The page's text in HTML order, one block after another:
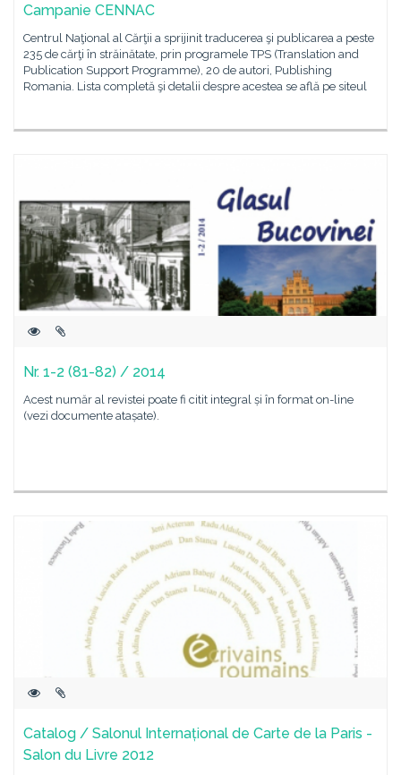
Campanie CENNAC
Centrul Naţional al Cărţii a sprijinit traducerea şi publicarea a peste
235 de cărţi în străinătate, prin programele TPS (Translation and
Publication Support Programme), 20 de autori, Publishing
Romania. Lista completă şi detalii despre acestea se află pe siteul
Nr. 1-2 (81-82) / 2014
Acest număr al revistei poate fi citit integral și în format on-line
(vezi documente atașate).
Catalog / Salonul Internațional de Carte de la Paris -
Salon du Livre 2012